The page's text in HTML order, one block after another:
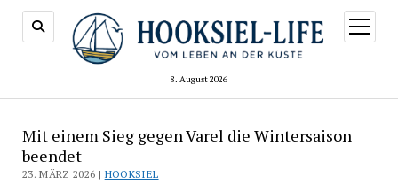
8. August 2026
Menü
öffnen
Mit einem Sieg gegen Varel die Wintersaison
beendet
23. MÄRZ 2026 | HOOKSIEL